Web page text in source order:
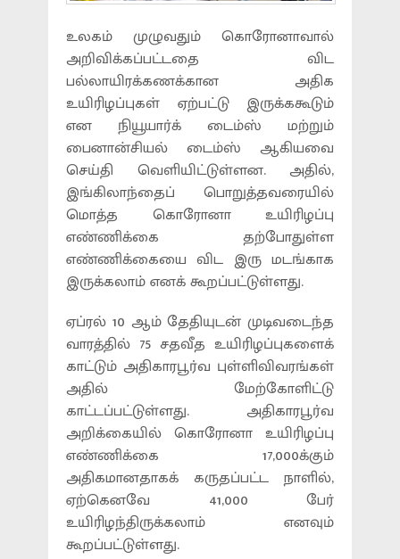
உலகம் முழுவதும் கொரோனாவால்
அறிவிக்கப்பட்டதை விட
பல்லாயிரக்கணக்கான அதிக
உயிரிழப்புகள் ஏற்பட்டு இருக்ககூடும்
என நியூயார்க் டைம்ஸ் மற்றும்
பைனான்சியல் டைம்ஸ் ஆகியவை
செய்தி வெளியிட்டுள்ளன. அதில்,
இங்கிலாந்தைப் பொறுத்தவரையில்
மொத்த கொரோனா உயிரிழப்பு
எண்ணிக்கை தற்போதுள்ள
எண்ணிக்கையை விட இரு மடங்காக
இருக்கலாம் எனக் கூறப்பட்டுள்ளது.
ஏப்ரல் 10 ஆம் தேதியுடன் முடிவடைந்த
வாரத்தில் 75 சதவீத உயிரிழப்புகளைக்
காட்டும் அதிகாரபூர்வ புள்ளிவிவரங்கள்
அதில் மேற்கோளிட்டு
காட்டப்பட்டுள்ளது. அதிகாரபூர்வ
அறிக்கையில் கொரோனா உயிரிழப்பு
எண்ணிக்கை 17,000க்கும்
அதிகமானதாகக் கருதப்பட்ட நாளில்,
ஏற்கெனவே 41,000 பேர்
உயிரிழந்திருக்கலாம் எனவும்
கூறப்பட்டுள்ளது.